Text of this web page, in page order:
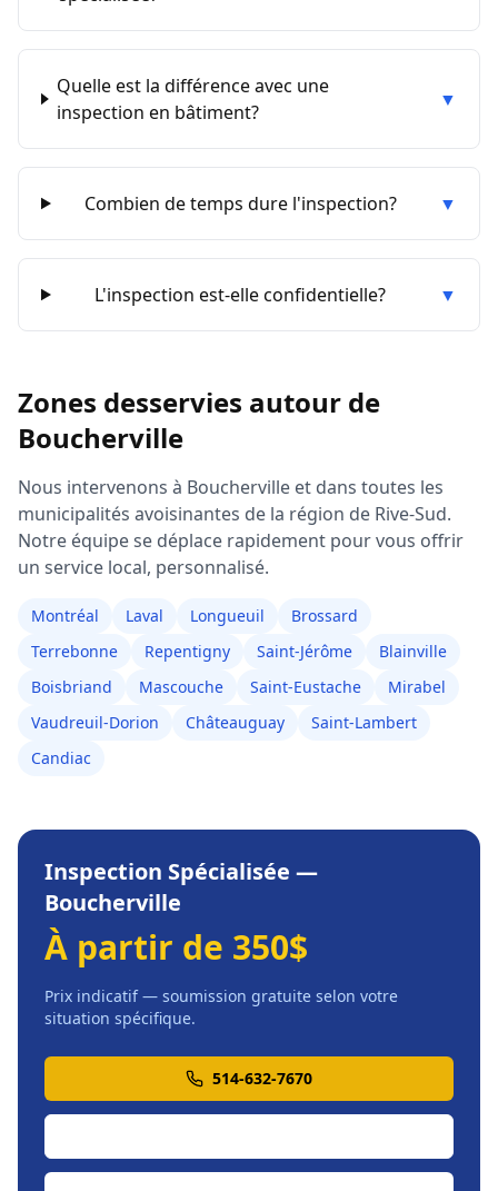
Quelle est la différence avec une
inspection en bâtiment?
▼
Combien de temps dure l'inspection? ▼
L'inspection est-elle confidentielle? ▼
Zones desservies autour de
Boucherville
Nous intervenons à Boucherville et dans toutes les
municipalités avoisinantes de la région de Rive-Sud.
Notre équipe se déplace rapidement pour vous offrir
un service local, personnalisé.
Montréal Laval Longueuil
Brossard
Terrebonne
Repentigny Saint-Jérôme
Blainville
Boisbriand
Mascouche Saint-Eustache
Mirabel
Vaudreuil-Dorion
Châteauguay
Saint-Lambert
Candiac
Inspection Spécialisée —
Boucherville
À partir de 350$
Prix indicatif — soumission gratuite selon votre
situation spécifique.
514-632-7670